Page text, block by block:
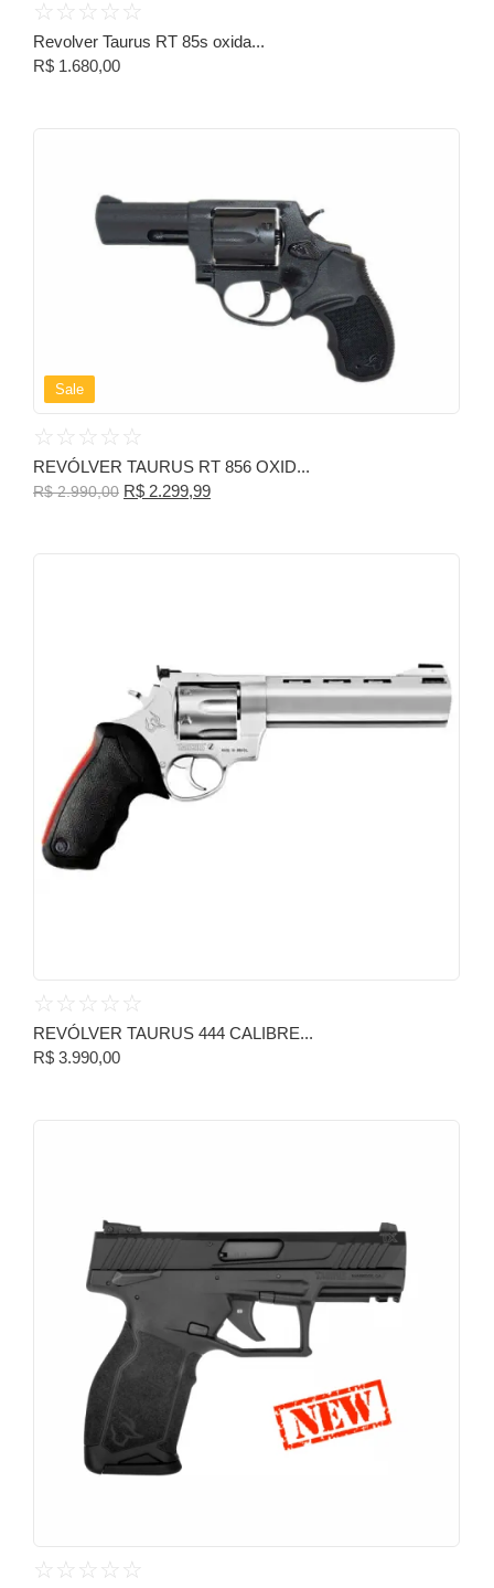
☆ ☆ ☆ ☆ ☆
Revolver Taurus RT 85s oxida...
R$ 1.680,00
Sale
☆ ☆ ☆ ☆ ☆
REVÓLVER TAURUS RT 856 OXID...
R$2.990,00 R$ 2.299,99
☆ ☆ ☆ ☆ ☆
REVÓLVER TAURUS 444 CALIBRE...
R$ 3.990,00
☆ ☆ ☆ ☆ ☆